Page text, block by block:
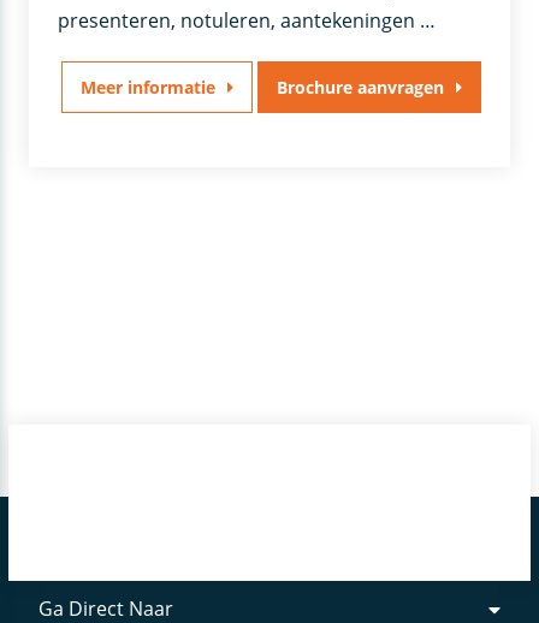
presenteren, notuleren, aantekeningen …
Meer informatie Brochure aanvragen
Ga Direct Naar